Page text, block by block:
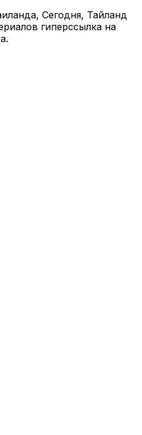
Сегодня, Тайланд
гиперссылка на